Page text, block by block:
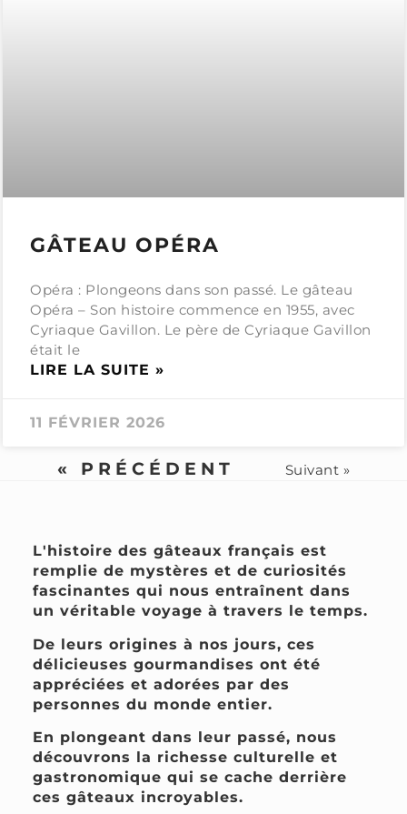
GÂTEAU OPÉRA
Opéra : Plongeons dans son passé. Le gâteau
Opéra – Son histoire commence en 1955, avec
Cyriaque Gavillon. Le père de Cyriaque Gavillon
était le
LIRE LA SUITE »
11 FÉVRIER 2026
« PRÉCÉDENT Suivant »
L'histoire des gâteaux français est
remplie de mystères et de curiosités
fascinantes qui nous entraînent dans
un véritable voyage à travers le temps.
De leurs origines à nos jours, ces
délicieuses gourmandises ont été
appréciées et adorées par des
personnes du monde entier.
En plongeant dans leur passé, nous
découvrons la richesse culturelle et
gastronomique qui se cache derrière
ces gâteaux incroyables.